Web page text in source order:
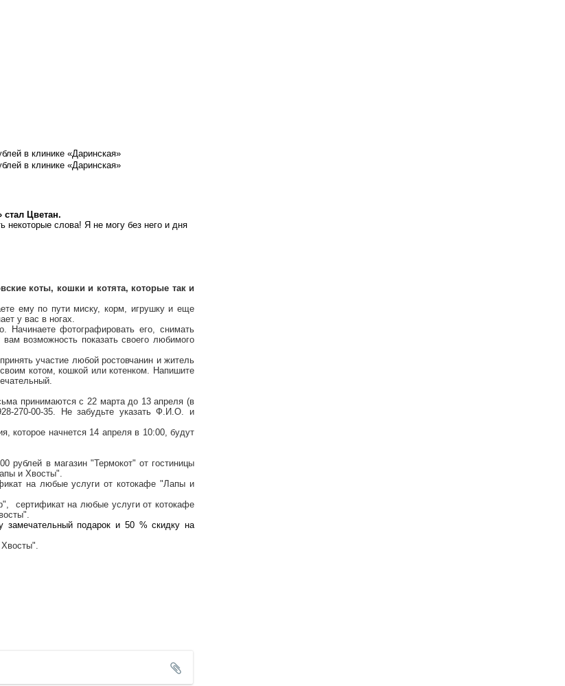
в клинике «Даринская»
в клинике «Даринская»
Цветан.
некоторые слова! Я не могу без него и дня
коты, кошки и котята, которые так и
ему по пути миску, корм, игрушку и еще
у вас в ногах.
фотографировать его, снимать
возможность показать своего любимого
участие любой ростовчанин и житель
котом, кошкой или котенком. Напишите
принимаются с 22 марта до 13 апреля (в
270-00-35. Не забудьте указать Ф.И.О. и
которое начнется 14 апреля в 10:00, будут
рублей в магазин "Термокот" от гостиницы
и Хвосты".
на любые услуги откотокафе "Лапы и
, сертификат на любые услуги откотокафе
.
замечательный подарок и 50 % скидку на
.